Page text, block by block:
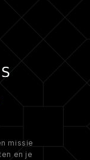
missie
en je